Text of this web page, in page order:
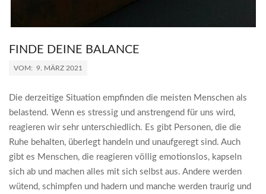
FINDE DEINE BALANCE
2021-
09
VOM: 9. MÄRZ 2021
Die derzeitige Situation empfinden die meisten Menschen als
belastend. Wenn es stressig und anstrengend für uns wird,
reagieren wir sehr unterschiedlich. Es gibt Personen, die die
Ruhe behalten, überlegt handeln und unaufgeregt sind. Auch
gibt es Menschen, die reagieren völlig emotionslos, kapseln
sich ab und machen alles mit sich selbst aus. Andere werden
wütend, schimpfen und hadern und manche werden traurig und